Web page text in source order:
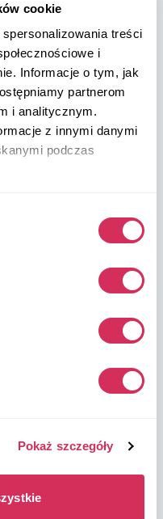
cookie
treści
i
Informacje o tym, jak
partnerom
i analitycznym.
z innymi danymi
podczas
Pokaż szczegóły
2 Warszawa, 02-390